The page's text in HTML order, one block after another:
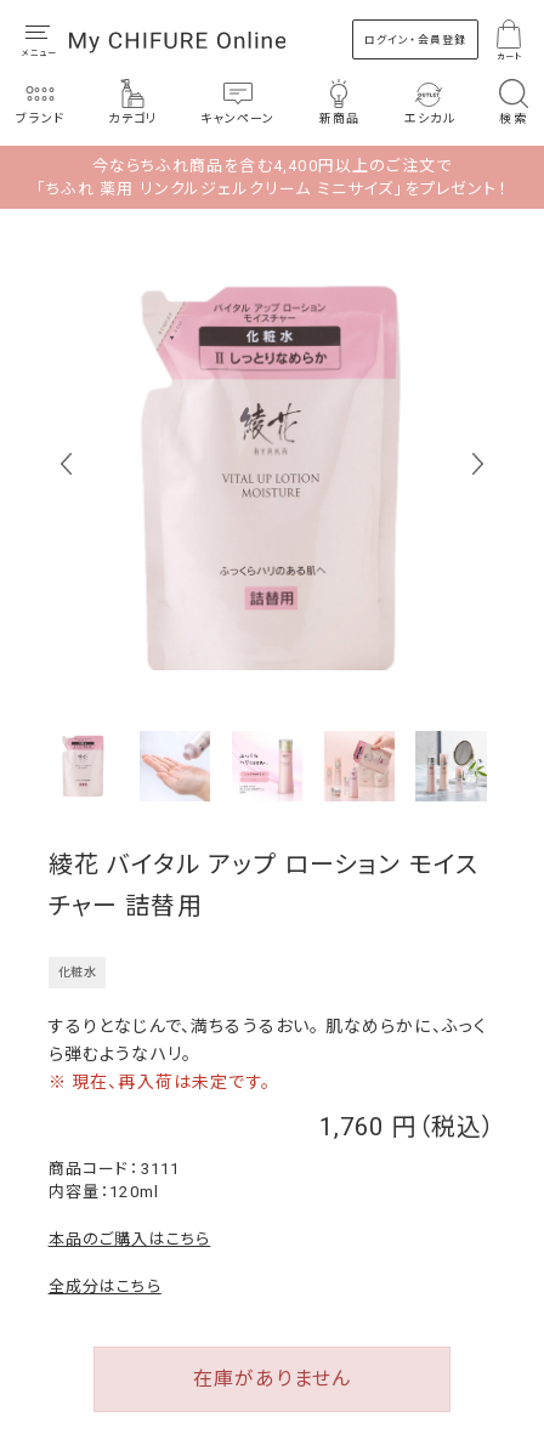
ログイン・会員登録
カート
ブランド カテゴリ キャンペーン 新商品 エシカル 検索
今ならちふれ商品を含む4,400円以上のご注文で
「ちふれ 薬用 リンクルジェルクリーム ミニサイズ」をプレゼント！
綾花 バイタル アップ ローション モイス
チャー 詰替用
化粧水
1,760
3111
するりとなじんで、満ちるうるおい。 肌なめらかに、ふっく
ら弾むようなハリ。
※ 現在、再入荷は未定です。
内容量：120ml
本品のご購入はこちら
全成分はこちら
在庫がありません